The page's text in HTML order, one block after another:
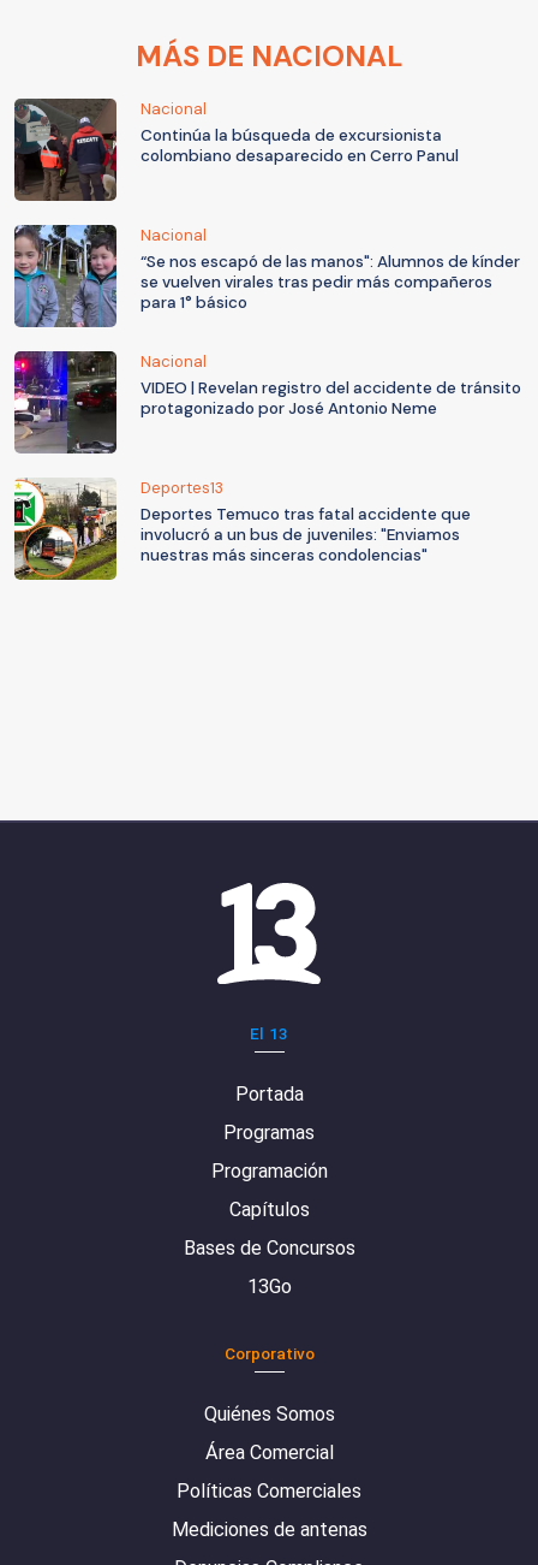
MÁS DE NACIONAL
Nacional
Continúa la búsqueda de excursionista
colombiano desaparecido en Cerro Panul
Nacional
“Se nos escapó de las manos": Alumnos de kínder
se vuelven virales tras pedir más compañeros
para 1° básico
Nacional
VIDEO | Revelan registro del accidente de tránsito
protagonizado por José Antonio Neme
Deportes13
Deportes Temuco tras fatal accidente que
involucró a un bus de juveniles: "Enviamos
nuestras más sinceras condolencias"
El 13
Portada
Programas
Programación
Capítulos
Bases de Concursos
13Go
Corporativo
Quiénes Somos
Área Comercial
Políticas Comerciales
Mediciones de antenas